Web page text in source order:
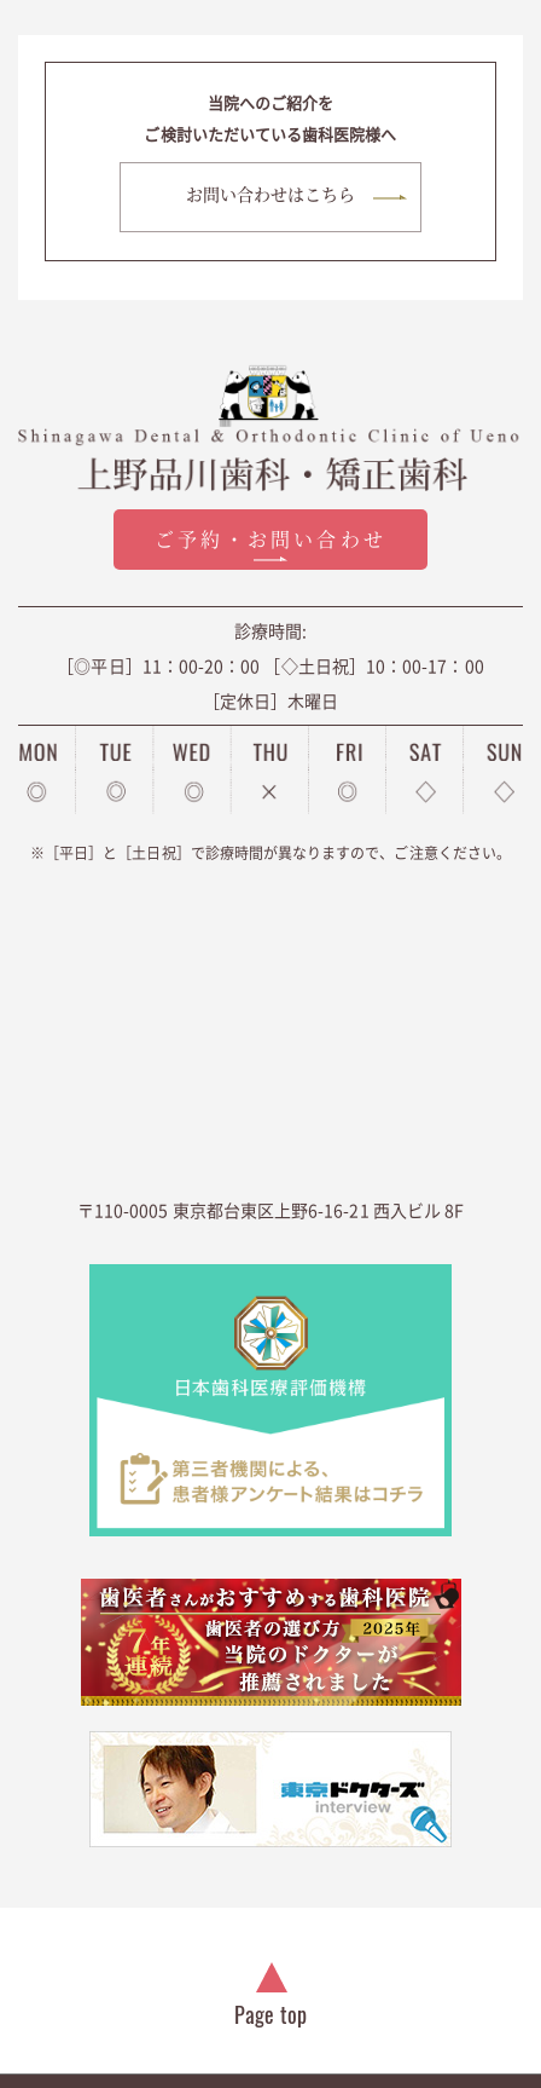
当院へのご紹介を
ご検討いただいている歯科医院様へ
お問い合わせはこちら
ご予約・お問い合わせ
診療時間:
［◎平日］11：00-20：00 ［◇土日祝］10：00-17：00
［定休日］木曜日
※［平日］と［土日祝］で診療時間が異なりますので、ご注意ください。
〒110-0005 東京都台東区上野6-16-21 西入ビル 8F
Page top